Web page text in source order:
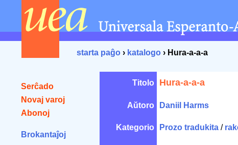
starta paĝo › katalogo › Hura-a-a-a
Serĉado
Novaj varoj
Abonoj
Brokantaĵoj
Titolo Hura-a-a-a
Aŭtoro Daniil Harms
Kategorio Prozo tradukita /